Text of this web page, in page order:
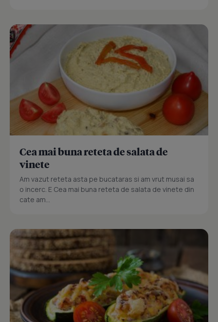
Cea mai buna reteta de salata de
vinete
Am vazut reteta asta pe bucataras si am vrut musai sa
o incerc. E Cea mai buna reteta de salata de vinete din
cate am...